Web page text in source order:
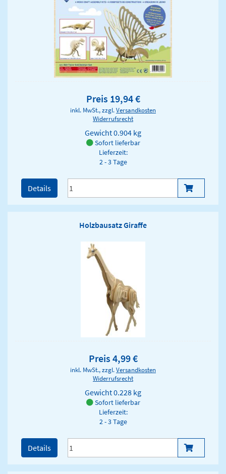
Preis 19,94 €
inkl. MwSt., zzgl.Versandkosten
Widerrufsrecht
Gewicht0.904 kg
Sofort lieferbar
Lieferzeit:
2 - 3 Tage
Details
Holzbausatz Giraffe
Preis 4,99 €
inkl. MwSt., zzgl.Versandkosten
Widerrufsrecht
Gewicht0.228 kg
Sofort lieferbar
Lieferzeit:
2 - 3 Tage
Details